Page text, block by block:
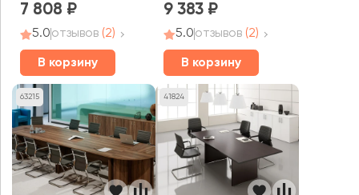
7 808
5.0отзывов (2)
В корзину
9 383
5.0отзывов (2)
В корзину
63215 41824